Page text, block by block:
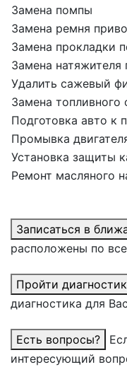
Замена помпы
Замена ремня
Замена прокладки
Замена натяжителя
Удалить сажевый
Замена топливного
Подготовка авто к
Промывка
Установка защиты
Ремонт масляного
Записаться в
расположены по
Пройти
диагностика для
Есть вопросы?
интересующий